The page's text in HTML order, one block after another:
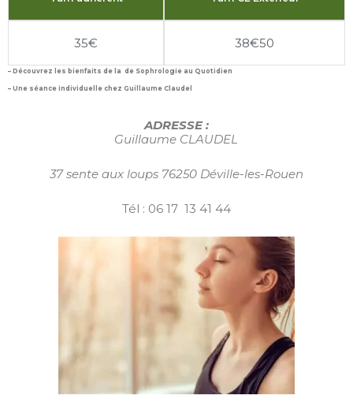
35€ 38€50
– Découvrez les bienfaits de la de Sophrologie au Quotidien
– Une séance individuelle chez Guillaume Claudel
ADRESSE :
Guillaume CLAUDEL
37 sente aux loups 76250 Déville-les-Rouen
Tél : 06 17 13 41 44